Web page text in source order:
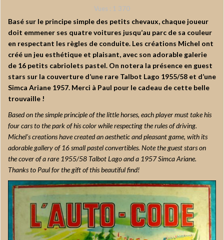
Vues : 1 370
Basé sur le principe simple des petits chevaux, chaque joueur
doit emmener ses quatre voitures jusqu’au parc de sa couleur
en respectant les règles de conduite. Les créations Michel ont
créé un jeu esthétique et plaisant, avec son adorable galerie
de 16 petits cabriolets pastel. On notera la présence en guest
stars sur la couverture d’une rare Talbot Lago 1955/58 et d’une
Simca Ariane 1957. Merci à Paul pour le cadeau de cette belle
trouvaille !
Based on the simple principle of the little horses, each player must take his
four cars to the park of his color while respecting the rules of driving.
Michel’s creations have created an aesthetic and pleasant game, with its
adorable gallery of 16 small pastel convertibles. Note the guest stars on
the cover of a rare 1955/58 Talbot Lago and a 1957 Simca Ariane.
Thanks to Paul for the gift of this beautiful find!